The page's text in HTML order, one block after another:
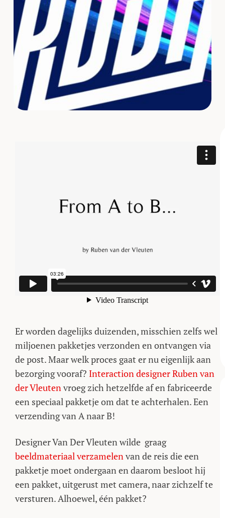
Er worden dagelijks duizenden, misschien zelfs wel
miljoenen pakketjes verzonden en ontvangen via
de post. Maar welk proces gaat er nu eigenlijk aan
bezorging vooraf? Interaction designer Ruben van
der Vleutenvroeg zich hetzelfde af en fabriceerde
een speciaal pakketje om dat te achterhalen. Een
verzending van A naar B!
Designer Van Der Vleuten wilde graag
beeldmateriaal verzamelenvan de reis die een
pakketje moet ondergaan en daarom besloot hij
een pakket, uitgerust met camera, naar zichzelf te
versturen. Alhoewel, één pakket?